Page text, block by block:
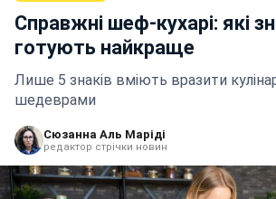
Справжні шеф-кухарі: які
готують найкраще
Лише 5 знаків вміють вразити
шедеврами
Сюзанна Аль Маріді
редактор стрічки новин